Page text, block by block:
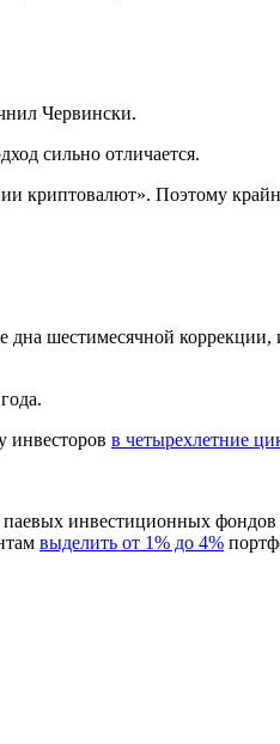
Червински.
сильно отличается.
криптовалют». Поэтому
дна шестимесячной
инвесторов в четырехлетние
инвестиционных фондов
выделить от 1% до 4%